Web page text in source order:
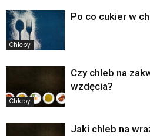
Chleby
Po co cukier w
Chleby
Czy chleb na
wzdęcia?
Jaki chleb na